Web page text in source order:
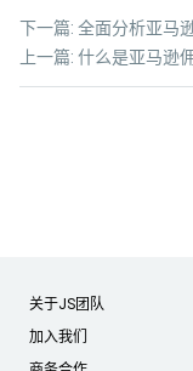
上一篇: 什么是亚马逊
下一篇: 全面分析亚马
关于JS团队
加入我们